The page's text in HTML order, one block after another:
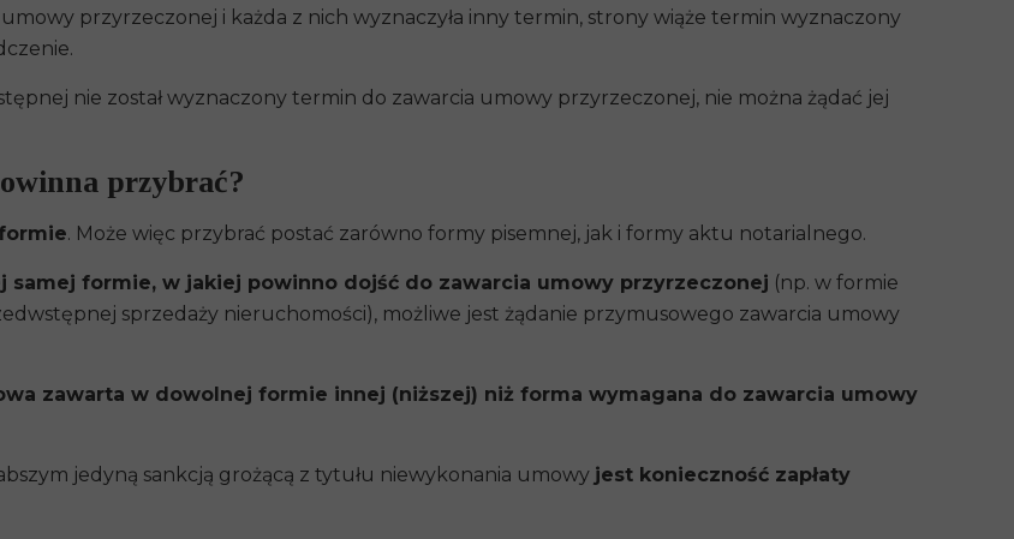
przyrzeczonej i każda z nich wyznaczyła inny termin, strony wiąże termin wyznaczony
nie został wyznaczony termin do zawarcia umowy przyrzeczonej, nie można żądać jej
przybrać?
. Może więc przybrać postać zarówno formy pisemnej, jak i formy aktu notarialnego.
samej formie, w jakiej powinno dojść do zawarcia umowy przyrzeczonej (np. w formie
sprzedaży nieruchomości), możliwe jest żądanie przymusowego zawarcia umowy
zawarta w dowolnej formie innej (niższej) niż forma wymagana do zawarcia umowy
jedyną sankcją grożącą z tytułu niewykonania umowy jest konieczność zapłaty